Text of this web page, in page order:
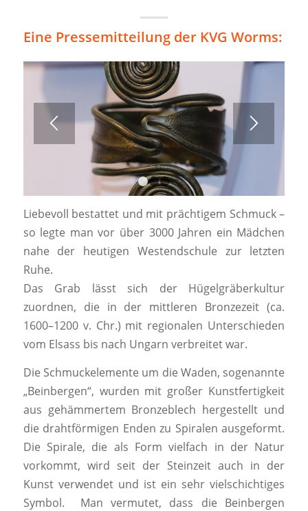
Eine Pressemitteilung der KVG Worms:
1 2
Liebevoll bestattet und mit prächtigem Schmuck –
so legte man vor über 3000 Jahren ein Mädchen
nahe der heutigen Westendschule zur letzten
Ruhe.
Das Grab lässt sich der Hügelgräberkultur
zuordnen, die in der mittleren Bronzezeit (ca.
1600–1200 v. Chr.) mit regionalen Unterschieden
vom Elsass bis nach Ungarn verbreitet war.
Die Schmuckelemente um die Waden, sogenannte
„Beinbergen“, wurden mit großer Kunstfertigkeit
aus gehämmertem Bronzeblech hergestellt und
die drahtförmigen Enden zu Spiralen ausgeformt.
Die Spirale, die als Form vielfach in der Natur
vorkommt, wird seit der Steinzeit auch in der
Kunst verwendet und ist ein sehr vielschichtiges
Symbol. Man vermutet, dass die Beinbergen